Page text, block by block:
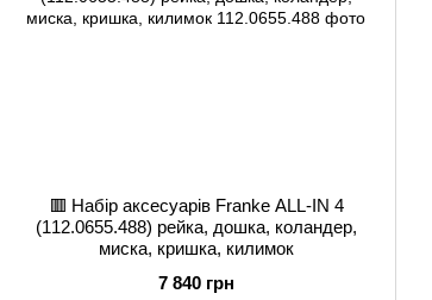
🟥 Набір аксесуарів Franke ALL-IN 4
(112.0655.488) рейка, дошка, коландер,
миска, кришка, килимок
7 840 грн